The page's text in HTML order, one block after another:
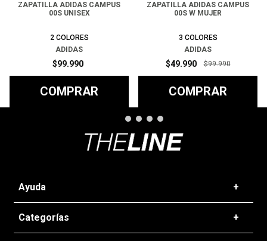
ZAPATILLA ADIDAS CAMPUS
00S UNISEX
2 COLORES
ADIDAS
$99.990
COMPRAR
ZAPATILLA ADIDAS CAMPUS
00S W MUJER
3 COLORES
ADIDAS
$49.990 $99.990
COMPRAR
Ayuda +
Preguntas frecuentes
T&C - Políticas de Envío
Categorías +